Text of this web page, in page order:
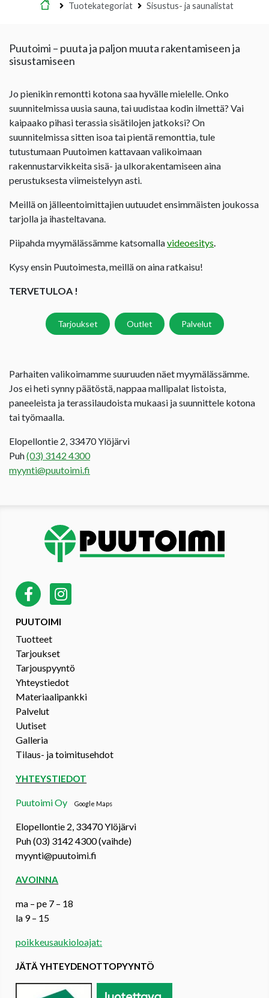
Etusivu
Tuotekategoriat Sisustus- ja saunalistat
Puutoimi – puuta ja paljon muuta rakentamiseen ja
sisustamiseen
Jo pienikin remontti kotona saa hyvälle mielelle. Onko
suunnitelmissa uusia sauna, tai uudistaa kodin ilmettä? Vai
kaipaako pihasi terassia sisätilojen jatkoksi? On
suunnitelmissa sitten isoa tai pientä remonttia, tule
tutustumaan Puutoimen kattavaan valikoimaan
rakennustarvikkeita sisä- ja ulkorakentamiseen aina
perustuksesta viimeistelyyn asti.
Meillä on jälleentoimittajien uutuudet ensimmäisten joukossa
tarjolla ja ihasteltavana.
Piipahda myymälässämme katsomallavideoesitys.
Kysy ensin Puutoimesta, meillä on aina ratkaisu!
TERVETULOA !
Tarjoukset Outlet Palvelut
Parhaiten valikoimamme suuruuden näet myymälässämme.
Jos ei heti synny päätöstä, nappaa mallipalat listoista,
paneeleista ja terassilaudoista mukaasi ja suunnittele kotona
tai työmaalla.
Elopellontie 2, 33470 Ylöjärvi
Puh(03) 3142 4300
myynti@puutoimi.fi
PUUTOIMI
Tuotteet
Tarjoukset
Tarjouspyyntö
Yhteystiedot
Materiaalipankki
Palvelut
Uutiset
Galleria
Tilaus- ja toimitusehdot
YHTEYSTIEDOT
Puutoimi OyGoogle Maps
Elopellontie 2, 33470 Ylöjärvi
Puh (03) 3142 4300 (vaihde)
myynti@puutoimi.fi
AVOINNA
ma – pe 7 – 18
la 9 – 15
poikkeusaukioloajat:
JÄTÄ YHTEYDENOTTOPYYNTÖ